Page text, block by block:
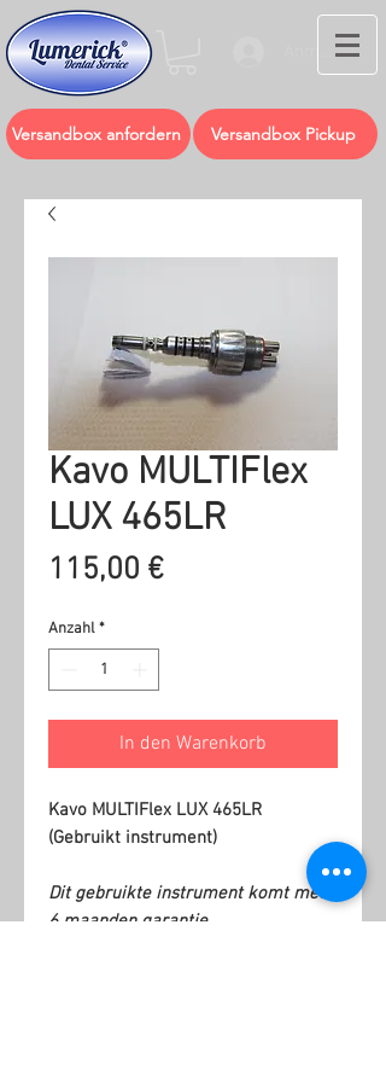
Anmelden
Versandbox anfordern Versandbox Pickup
Kavo MULTIFlex
LUX 465LR
115,00 €Preis
Anzahl *
In den Warenkorb
Kavo MULTIFlex LUX 465LR
(Gebruikt instrument)
Dit gebruikte instrument komt met
6 maanden garantie.